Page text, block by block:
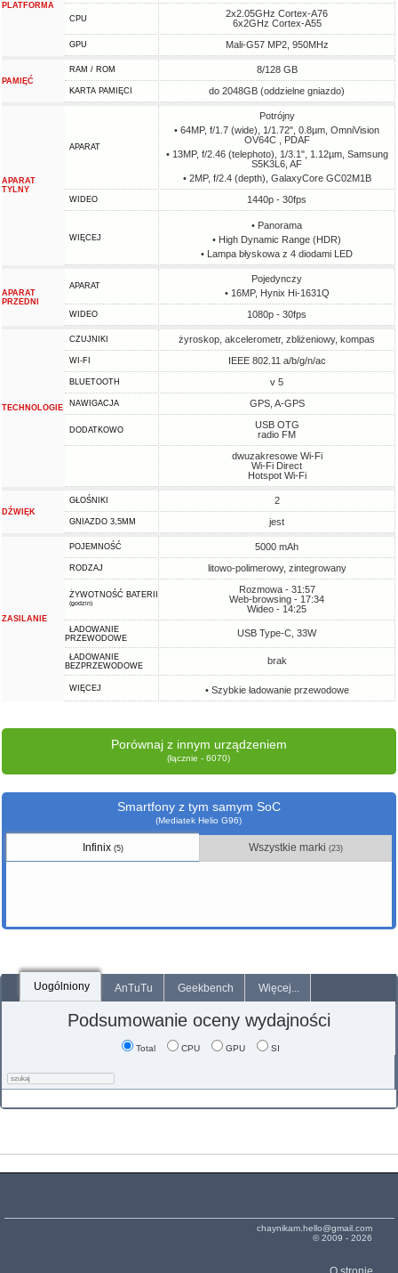
PLATFORMA
CPU
2x2.05GHz Cortex-A76
6x2GHz Cortex-A55
GPU Mali-G57 MP2, 950MHz
PAMIĘĆ
RAM / ROM 8/128 GB
KARTA PAMIĘCI do 2048GB (oddzielne gniazdo)
APARAT
TYLNY
APARAT
Potrójny
• 64MP, f/1.7 (wide), 1/1.72", 0.8µm, OmniVision
OV64C , PDAF
• 13MP, f/2.46 (telephoto), 1/3.1", 1.12µm, Samsung
S5K3L6, AF
• 2MP, f/2.4 (depth), GalaxyCore GC02M1B
WIDEO 1440p - 30fps
WIĘCEJ
• Panorama
• High Dynamic Range (HDR)
• Lampa błyskowa z 4 diodami LED
APARAT
PRZEDNI
APARAT
Pojedynczy
• 16MP, Hynix Hi-1631Q
WIDEO 1080p - 30fps
TECHNOLOGIE
CZUJNIKI żyroskop, akcelerometr, zbliżeniowy, kompas
WI-FI IEEE 802.11 a/b/g/n/ac
BLUETOOTH v 5
NAWIGACJA GPS, A-GPS
DODATKOWO
USB OTG
radio FM
dwuzakresowe Wi-Fi
Wi-Fi Direct
Hotspot Wi-Fi
DŹWIĘK
GŁOŚNIKI 2
GNIAZDO 3,5MM jest
ZASILANIE
POJEMNOŚĆ 5000 mAh
RODZAJ litowo-polimerowy, zintegrowany
ŻYWOTNOŚĆ BATERII
(godzin)
Rozmowa - 31:57
Web-browsing - 17:34
Wideo - 14:25
ŁADOWANIE
PRZEWODOWE
USB Type-C, 33W
ŁADOWANIE
BEZPRZEWODOWE
brak
WIĘCEJ • Szybkie ładowanie przewodowe
Porównaj z innym urządzeniem
(łącznie - 6070)
Smartfony z tym samym SoC
(Mediatek Helio G96)
Infinix (5) Wszystkie marki (23)
Uogólniony AnTuTu Geekbench Więcej...
Podsumowanie oceny wydajności
Total CPU GPU SI
chaynikam.hello@gmail.com
© 2009 - 2026